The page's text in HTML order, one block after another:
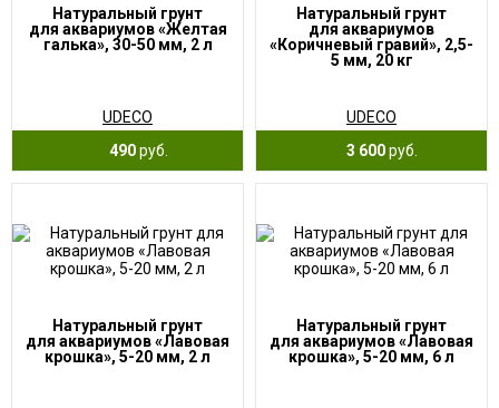
Натуральный грунт
для аквариумов «Желтая
галька», 30-50 мм, 2 л
UDECO
490руб.
Натуральный грунт
для аквариумов
«Коричневый гравий», 2,5-
5 мм, 20 кг
UDECO
3 600руб.
Натуральный грунт
для аквариумов «Лавовая
крошка», 5-20 мм, 2 л
Натуральный грунт
для аквариумов «Лавовая
крошка», 5-20 мм, 6 л